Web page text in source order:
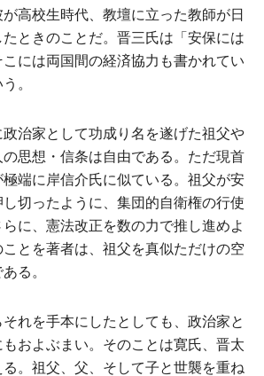
高校生時代、教壇に立った教師が日
ときのことだ。晋三氏は「安保には
には両国間の経済協力も書かれてい
。
政治家として功成り名を遂げた祖父や
思想・信条は自由である。ただ現首
端に岸信介氏に似ている。祖父が安
切ったように、集団的自衛権の行使
に、憲法改正を数の力で推し進めよ
とを著者は、祖父を真似ただけの空
る。
れを手本にしたとしても、政治家と
およぶまい。そのことは寛氏、晋太
。祖父、父、そして子と世襲を重ね